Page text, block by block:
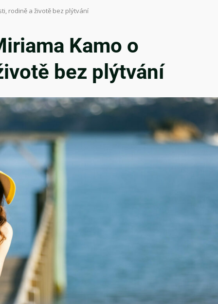
rodině a životě bez plýtvání
Kamo o
bez plýtvání